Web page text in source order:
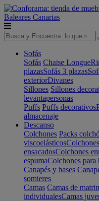
Baleares Canarias
Sofás
Sofás Chaise Longue
plazasSofás 3 plazas
exteriorDivanes
Sillones Sillones
levantapersonas
Puffs Puffs decorativos
almacenaje
Descanso
Colchones Packs
viscoelásticos
ensacadosColchones
espumaColchones para
Canapés y bases
somieres
Camas Camas de
individualesCamas